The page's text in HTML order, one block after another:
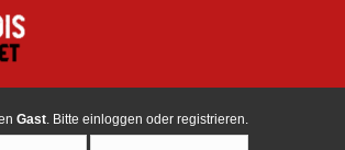
Gast. Bitte einloggen oder registrieren.